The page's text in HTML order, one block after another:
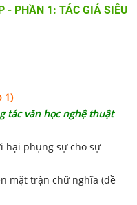
- PHẦN 1: TÁC GIẢ SIÊU
1)
tác văn học nghệ thuật
hại phụng sự cho sự
mặt trận chữ nghĩa (đề